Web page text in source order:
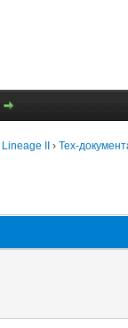
Lineage II › Тех-